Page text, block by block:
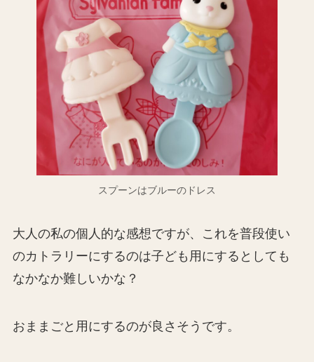
スプーンはブルーのドレス
大人の私の個人的な感想ですが、これを普段使い
のカトラリーにするのは子ども用にするとしても
なかなか難しいかな？
おままごと用にするのが良さそうです。